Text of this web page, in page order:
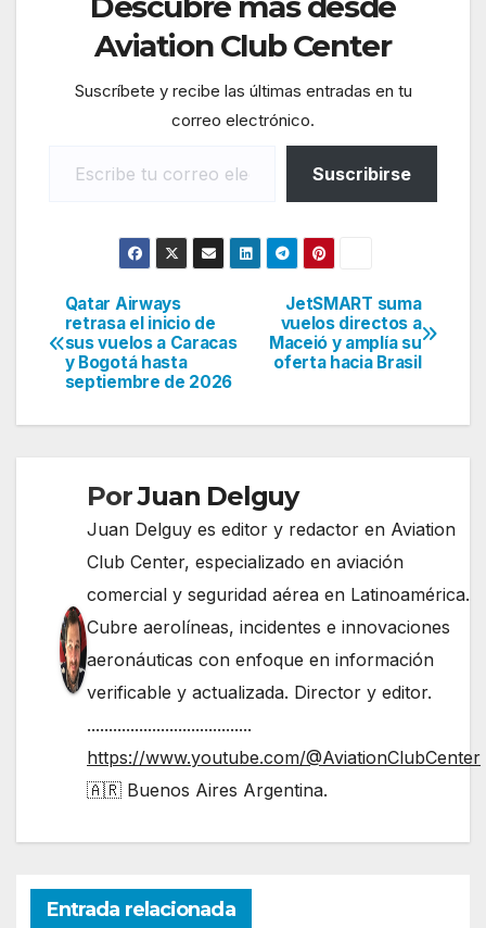
Aviation Club Center
Suscríbete y recibe las últimas entradas en tu
correo electrónico.
Suscribirse
Navegación
de
entradas
JetSMART suma
vuelos directos a
Maceió y amplía su
oferta hacia Brasil
Qatar Airways
retrasa el inicio de
sus vuelos a Caracas
y Bogotá hasta
septiembre de 2026
PorJuan Delguy
Juan Delguy es editor y redactor en Aviation
Club Center, especializado en aviación
comercial y seguridad aérea en Latinoamérica.
Cubre aerolíneas, incidentes e innovaciones
aeronáuticas con enfoque en información
verificable y actualizada. Director y editor.
......................................
https://www.youtube.com/@AviationClubCenter
🇦🇷 Buenos Aires Argentina.
Entrada relacionada